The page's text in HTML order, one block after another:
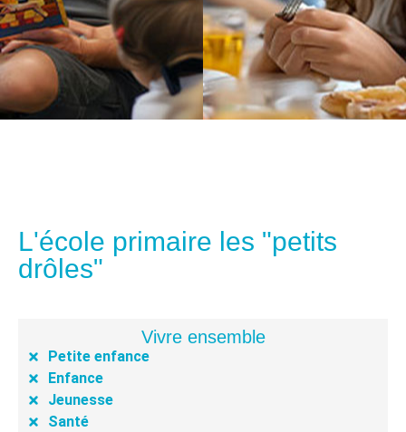
L'école primaire les "petits
drôles"
Vivre ensemble
Petite enfance
Enfance
Jeunesse
Santé